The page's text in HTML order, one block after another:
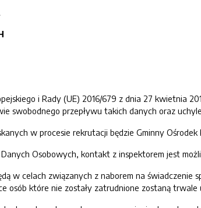
i Rady (UE) 2016/679 z dnia 27 kwietnia
swobodnego przepływu takich danych oraz
w procesie rekrutacji będzie Gminny
Osobowych, kontakt z inspektorem jest
w celach związanych z naborem na świadczenie
osób które nie zostały zatrudnione zostaną trwale